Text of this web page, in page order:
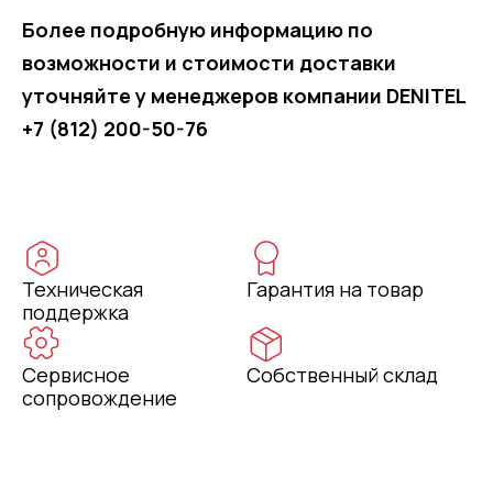
Более подробную информацию по
возможности и стоимости доставки
уточняйте у менеджеров компании DENITEL
+7 (812) 200-50-76
Техническая
поддержка
Гарантия на товар
Сервисное
сопровождение
Собственный склад